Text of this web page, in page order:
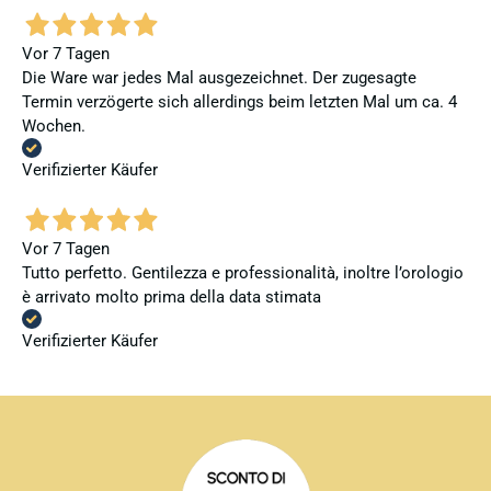
Vor 7 Tagen
Die Ware war jedes Mal ausgezeichnet. Der zugesagte
Termin verzögerte sich allerdings beim letzten Mal um ca. 4
Wochen.
Verifizierter Käufer
Vor 7 Tagen
Tutto perfetto. Gentilezza e professionalità, inoltre l’orologio
è arrivato molto prima della data stimata
Verifizierter Käufer